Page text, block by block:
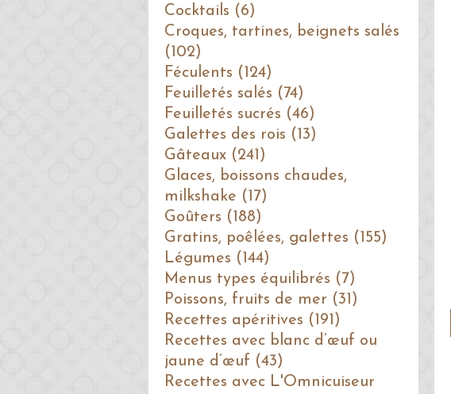
Cocktails (6)
Croques, tartines, beignets salés
(102)
Féculents (124)
Feuilletés salés (74)
Feuilletés sucrés (46)
Galettes des rois (13)
Gâteaux (241)
Glaces, boissons chaudes,
milkshake (17)
Goûters (188)
Gratins, poêlées, galettes (155)
Légumes (144)
Menus types équilibrés (7)
Poissons, fruits de mer (31)
Recettes apéritives (191)
Recettes avec blanc d’œuf ou
jaune d’œuf (43)
Recettes avec L'Omnicuiseur